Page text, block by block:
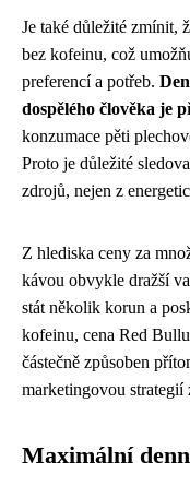
Je také důležité zmínit,
bez kofeinu, což
preferencí a potřeb.
dospělého člověka je
konzumace pěti
Proto je důležité
zdrojů, nejen z
Z hlediska ceny za
kávou obvykle dražší
stát několik korun a
kofeinu, cena Red
částečně způsoben
marketingovou strategií
Maximální